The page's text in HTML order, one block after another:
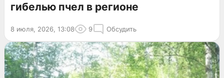
гибелью пчел в регионе
8 июля, 2026, 13:08 9 Обсудить